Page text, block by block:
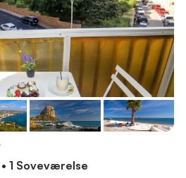
1 Soveværelse